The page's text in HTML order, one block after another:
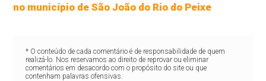
no município de São João do Rio do Peixe
* O conteúdo de cada comentário é de responsabilidade de quem
realizá-lo. Nos reservamos ao direito de reprovar ou eliminar
comentários em desacordo com o propósito do site ou que
contenham palavras ofensivas.